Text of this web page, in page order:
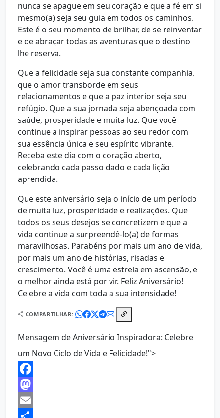
nunca se apague em seu coração e que a fé em si
mesmo(a) seja seu guia em todos os caminhos.
Este é o seu momento de brilhar, de se reinventar
e de abraçar todas as aventuras que o destino
lhe reserva.
Que a felicidade seja sua constante companhia,
que o amor transborde em seus
relacionamentos e que a paz interior seja seu
refúgio. Que a sua jornada seja abençoada com
saúde, prosperidade e muita luz. Que você
continue a inspirar pessoas ao seu redor com
sua essência única e seu espírito vibrante.
Receba este dia com o coração aberto,
celebrando cada passo dado e cada lição
aprendida.
Que este aniversário seja o início de um período
de muita luz, prosperidade e realizações. Que
todos os seus desejos se concretizem e que a
vida continue a surpreendê-lo(a) de formas
maravilhosas. Parabéns por mais um ano de vida,
por mais um ano de histórias, risadas e
crescimento. Você é uma estrela em ascensão, e
o melhor ainda está por vir. Feliz Aniversário!
Celebre a vida com toda a sua intensidade!
COMPARTILHAR:
Mensagem de Aniversário Inspiradora: Celebre
um Novo Ciclo de Vida e Felicidade!">
Facebook
Mastodon